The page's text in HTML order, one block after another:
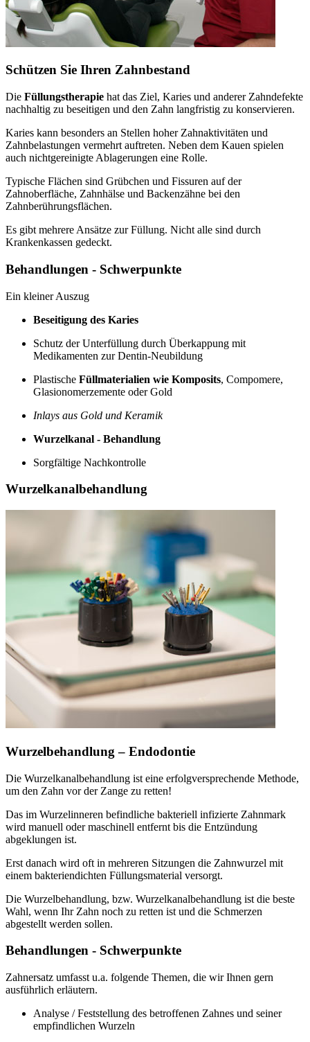
Schützen Sie Ihren Zahnbestand
Die Füllungstherapie hat das Ziel, Karies und anderer Zahndefekte
nachhaltig zu beseitigen und den Zahn langfristig zu konservieren.
Karies kann besonders an Stellen hoher Zahnaktivitäten und
Zahnbelastungen vermehrt auftreten. Neben dem Kauen spielen
auch nichtgereinigte Ablagerungen eine Rolle.
Typische Flächen sind Grübchen und Fissuren auf der
Zahnoberfläche, Zahnhälse und Backenzähne bei den
Zahnberührungsflächen.
Es gibt mehrere Ansätze zur Füllung. Nicht alle sind durch
Krankenkassen gedeckt.
Behandlungen - Schwerpunkte
Ein kleiner Auszug
Beseitigung des Karies
Schutz der Unterfüllung durch Überkappung mit
Medikamenten zur Dentin-Neubildung
Plastische Füllmaterialien wie Komposits, Compomere,
Glasionomerzemente oder Gold
Inlays aus Gold und Keramik
Wurzelkanal - Behandlung
Sorgfältige Nachkontrolle
Wurzelkanalbehandlung
Wurzelbehandlung – Endodontie
Die Wurzelkanalbehandlung ist eine erfolgversprechende Methode,
um den Zahn vor der Zange zu retten!
Das im Wurzelinneren befindliche bakteriell infizierte Zahnmark
wird manuell oder maschinell entfernt bis die Entzündung
abgeklungen ist.
Erst danach wird oft in mehreren Sitzungen die Zahnwurzel mit
einem bakteriendichten Füllungsmaterial versorgt.
Die Wurzelbehandlung, bzw. Wurzelkanalbehandlung ist die beste
Wahl, wenn Ihr Zahn noch zu retten ist und die Schmerzen
abgestellt werden sollen.
Behandlungen - Schwerpunkte
Zahnersatz umfasst u.a. folgende Themen, die wir Ihnen gern
ausführlich erläutern.
Analyse / Feststellung des betroffenen Zahnes und seiner
empfindlichen Wurzeln